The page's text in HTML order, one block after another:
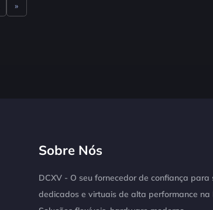
Next
»
Sobre Nós
DCXV - O seu fornecedor de confiança para
dedicados e virtuais de alta performance na